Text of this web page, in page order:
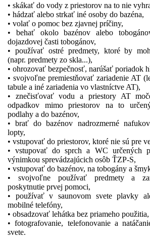
• skákať do vody z priestorov na to nie
• hádzať alebo strkať iné osoby do bazéna,
• volať o pomoc bez zjavnej príčiny,
• behať okolo bazénov alebo
dojazdovej časti tobogánov,
• používať ostré predmety, ktoré by
(napr. predmety zo skla...),
• ohrozovať bezpečnosť, narúšať poriadok
• svojvoľne premiestňovať zariadenie AT
tabule a iné zariadenia vo vlastníctve AT),
• znečisťovať vodu a priestory AT
odpadkov mimo priestorov na to
podlahy a do bazénov,
• brať do bazénov nadrozmerné
lopty,
• vstupovať do priestorov, ktoré nie sú pre
• vstupovať do sprch a WC určených
výnimkou sprevádzajúcich osôb ŤZP-S,
• vstupovať do bazénov, na tobogány a
• svojvoľne používať predmety a
poskytnutie prvej pomoci,
• používať v saunovom svete plavky
mobilné telefóny,
• obsadzovať lehátka bez priameho použitia,
• fotografovanie, telefonovanie a
svete.